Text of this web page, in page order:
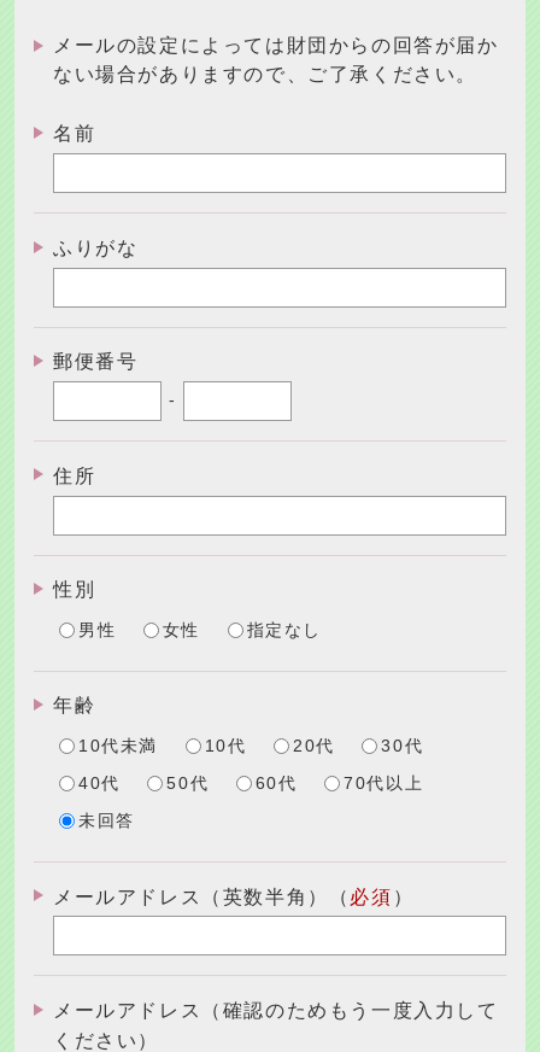
メールの設定によっては財団からの回答が届か
ない場合がありますので、ご了承ください。
名前
ふりがな
郵便番号
-
住所
性別
男性 女性 指定なし
年齢
10代未満 10代 20代 30代
40代 50代 60代 70代以上
未回答
メールアドレス（英数半角）（ 必須 ）
メールアドレス（確認のためもう一度入力して
ください）